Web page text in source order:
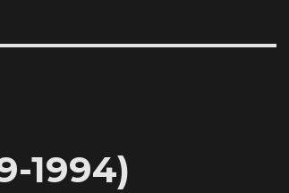
1994)